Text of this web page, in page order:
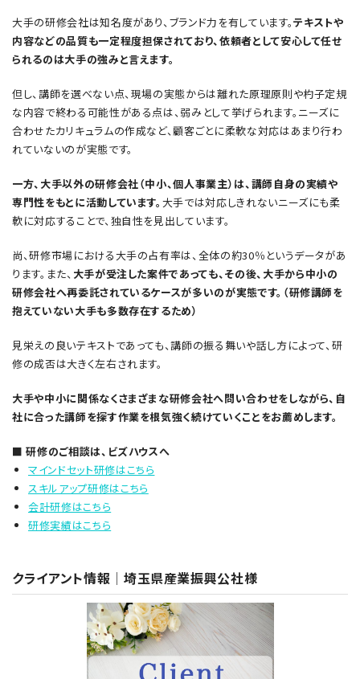
大手の研修会社は知名度があり、ブランド力を有しています。テキストや
内容などの品質も一定程度担保されており、依頼者として安心して任せ
られるのは大手の強みと言えます。
但し、講師を選べない点、現場の実態からは離れた原理原則や杓子定規
な内容で終わる可能性がある点は、弱みとして挙げられます。ニーズに
合わせたカリキュラムの作成など、顧客ごとに柔軟な対応はあまり行わ
れていないのが実態です。
一方、大手以外の研修会社（中小、個人事業主）は、講師自身の実績や
専門性をもとに活動しています。 大手では対応しきれないニーズにも柔
軟に対応することで、独自性を見出しています。
尚、研修市場における大手の占有率は、全体の約30％というデータがあ
ります。また、 大手が受注した案件であっても、その後、大手から中小の
研修会社へ再委託されているケースが多いのが実態です。（研修講師を
抱えていない大手も多数存在するため）
見栄えの良いテキストであっても、講師の振る舞いや話し方によって、研
修の成否は大きく左右されます。
大手や中小に関係なくさまざまな研修会社へ問い合わせをしながら、自
社に合った講師を探す作業を根気強く続けていくことをお薦めします。
■ 研修のご相談は、ビズハウスへ
マインドセット研修はこちら
スキルアップ研修はこちら
会計研修はこちら
研修実績はこちら
クライアント情報 │埼玉県産業振興公社様